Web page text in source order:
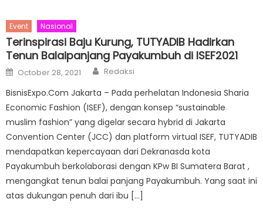
Event Nasional
Terinspirasi Baju Kurung, TUTYADIB Hadirkan
Tenun Balaipanjang Payakumbuh di ISEF2021
Posted
on
October 28, 2021 Author
Redaksi
BisnisExpo.Com Jakarta – Pada perhelatan Indonesia Sharia
Economic Fashion (ISEF), dengan konsep “sustainable
muslim fashion” yang digelar secara hybrid di Jakarta
Convention Center (JCC) dan platform virtual ISEF, TUTYADIB
mendapatkan kepercayaan dari Dekranasda kota
Payakumbuh berkolaborasi dengan KPw BI Sumatera Barat ,
mengangkat tenun balai panjang Payakumbuh. Yang saat ini
atas dukungan penuh dari ibu […]